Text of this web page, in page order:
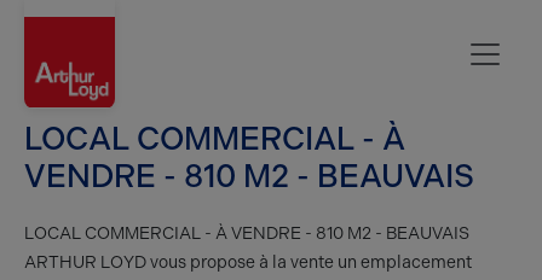
LOCAL COMMERCIAL - À
VENDRE - 810 M2 - BEAUVAIS
LOCAL COMMERCIAL - À VENDRE - 810 M2 - BEAUVAIS
ARTHUR LOYD vous propose à la vente un emplacement